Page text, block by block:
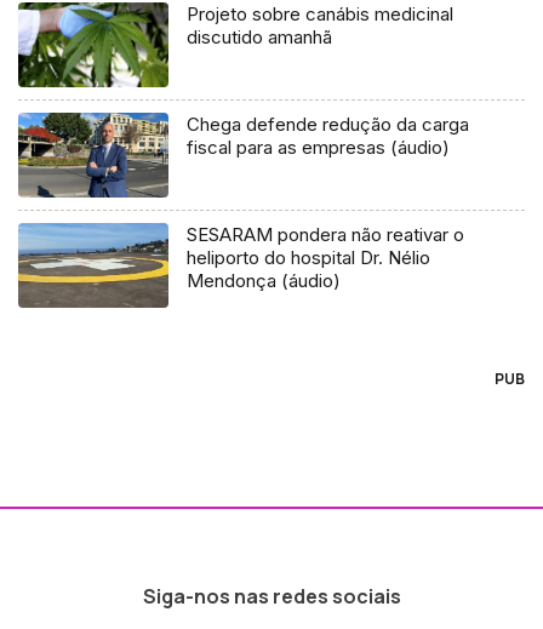
Projeto sobre canábis medicinal
discutido amanhã
Chega defende redução da carga
fiscal para as empresas (áudio)
SESARAM pondera não reativar o
heliporto do hospital Dr. Nélio
Mendonça (áudio)
PUB
Siga-nos nas redes sociais